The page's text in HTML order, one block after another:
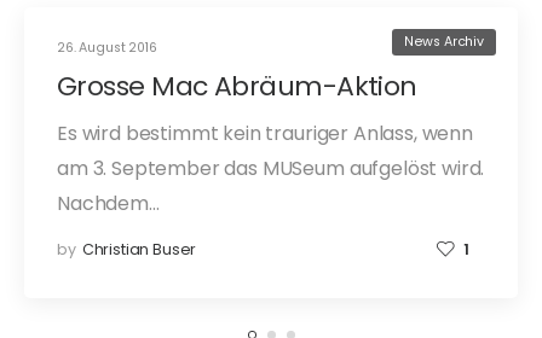
26. August 2016 News Archiv
Grosse Mac Abräum-Aktion
Es wird bestimmt kein trauriger Anlass, wenn
am 3. September das MUSeum aufgelöst wird.
Nachdem…
by Christian Buser 1